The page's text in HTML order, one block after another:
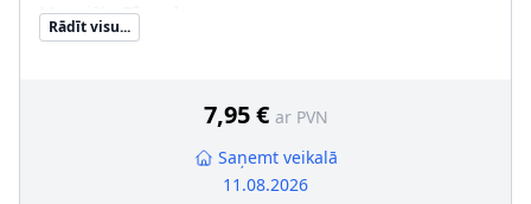
Materiāls:Tērauds
Iekšējais diametrs [mm]
Informācija nav pieejama, lūdzu, griezieties pie
Rādīt visu...
7,95 € ar PVN
Saņemt veikalā
11.08.2026